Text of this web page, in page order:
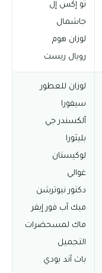
تو إكس إل
جاشمال
لوزان هوم
رويال ريست
لوزان للعطور
سيفورا
ألكسندر جي
بليثورا
لوكيستان
غوالي
دكتور نيوترشن
ميك آب فور إيفر
ماك لمسحضرات
التجميل
باث آند بودي